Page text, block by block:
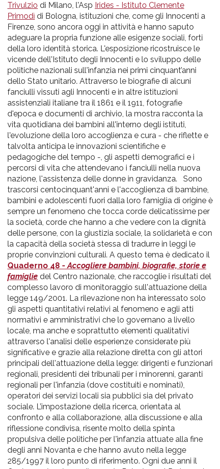
Trivulzio di Milano, l'Asp Irides - Istituto Clemente
Primodì di Bologna, istituzioni che, come gli Innocenti a
Firenze, sono ancora oggi in attività e hanno saputo
adeguare la propria funzione alle esigenze sociali, forti
della loro identità storica. L'esposizione ricostruisce le
vicende dell'Istituto degli Innocenti e lo sviluppo delle
politiche nazionali sull'infanzia nei primi cinquant’anni
dello Stato unitario. Attraverso le biografie di alcuni
fanciulli vissuti agli Innocenti e in altre istituzioni
assistenziali italiane tra il 1861 e il 1911, fotografie
d'epoca e documenti di archivio, la mostra racconta la
vita quotidiana dei bambini all'interno degli istituti,
l'evoluzione della loro accoglienza e cura - che riflette e
talvolta anticipa le innovazioni scientifiche e
pedagogiche del tempo -, gli aspetti demografici e i
percorsi di vita che attendevano i fanciulli nella nuova
nazione, l'assistenza delle donne in gravidanza. Sono
trascorsi centocinquant'anni e l'accoglienza di bambine,
bambini e adolescenti fuori dalla loro famiglia di origine è
sempre un fenomeno che tocca corde delicatissime per
la società, corde che hanno a che vedere con la dignità
delle persone, con la giustizia sociale, la solidarietà e con
la capacità della società stessa di tradurre in leggi le
proprie convinzioni culturali. A questo tema è dedicato il
Quaderno 48 -Accogliere bambini, biografie, storie e
famiglie del Centro nazionale, che raccoglie i risultati del
complesso lavoro di monitoraggio sull'attuazione della
legge 149/2001. La rilevazione non ha interessato solo
gli aspetti quantitativi relativi al fenomeno e agli atti
normativi e amministrativi che lo governano a livello
locale, ma anche e soprattutto elementi qualitativi
attraverso l'analisi delle esperienze considerate più
significative e grazie alla relazione diretta con gli attori
principali dell'attuazione della legge: dirigenti e funzionari
regionali, presidenti dei tribunali per i minorenni, garanti
regionali per l'infanzia (dove costituiti e nominati),
operatori dei servizi locali sia pubblici sia del privato
sociale. L’impostazione della ricerca, orientata al
confronto e alla collaborazione, alla discussione e alla
riflessione condivisa, risente molto della spinta
propulsiva delle politiche per l'infanzia attuate alla fine
degli anni Novanta e che hanno avuto nella legge
285/1997 il loro punto di riferimento. Ogni due anni il